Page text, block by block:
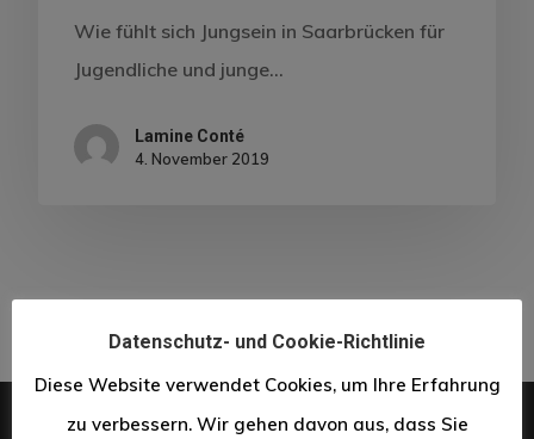
Wie fühlt sich Jungsein in Saarbrücken für
Jugendliche und junge…
Lamine Conté
4. November 2019
Datenschutz- und Cookie-Richtlinie
Diese Website verwendet Cookies, um Ihre Erfahrung
zu verbessern. Wir gehen davon aus, dass Sie